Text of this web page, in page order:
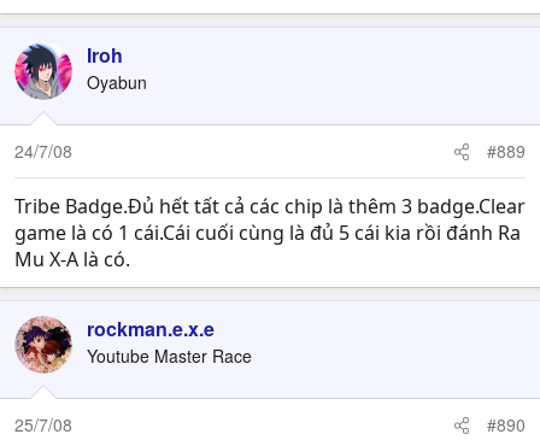
Iroh
Oyabun
24/7/08 #889
Tribe Badge.Đủ hết tất cả các chip là thêm 3 badge.Clear
game là có 1 cái.Cái cuối cùng là đủ 5 cái kia rồi đánh Ra
Mu X-A là có.
rockman.e.x.e
Youtube Master Race
25/7/08 #890